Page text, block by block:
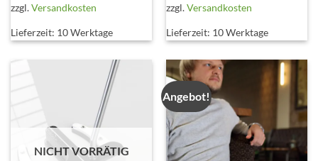
mehrere
auf.
Optionen
können
Produktseite
gewählt
werden
zzgl.Versandkosten
Lieferzeit: 10 Werktage
mehrere
auf.
Optionen
der
Produktseite
gewählt
werden
zzgl.Versandkosten
Lieferzeit: 10 Werktage
NICHT VORRÄTIG
Angebot!